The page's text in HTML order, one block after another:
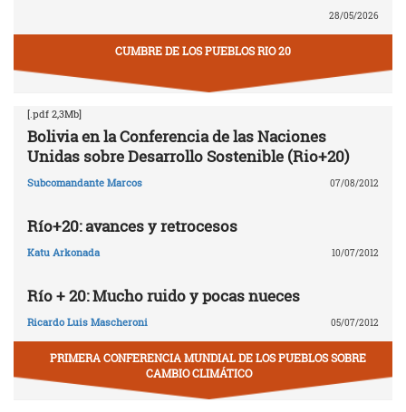
28/05/2026
CUMBRE DE LOS PUEBLOS RIO 20
[.pdf 2,3Mb]
Bolivia en la Conferencia de las Naciones
Unidas sobre Desarrollo Sostenible (Rio+20)
Subcomandante Marcos 07/08/2012
Río+20: avances y retrocesos
Katu Arkonada 10/07/2012
Río + 20: Mucho ruido y pocas nueces
Ricardo Luis Mascheroni 05/07/2012
PRIMERA CONFERENCIA MUNDIAL DE LOS PUEBLOS SOBRE
CAMBIO CLIMÁTICO